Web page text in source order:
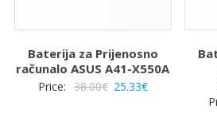
Baterija za Prijenosno
računalo ASUS A41-X550A
Price: 38.00€ Izvorna
25.33€Trenutna